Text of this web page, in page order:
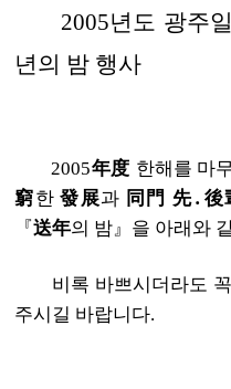
2005년도 광주일
년의 밤 행사
2005年度 한해를 마
窮한發展과 同門 先․後
『送年의 밤』을 아래와
비록 바쁘시더라도
주시길 바랍니다.